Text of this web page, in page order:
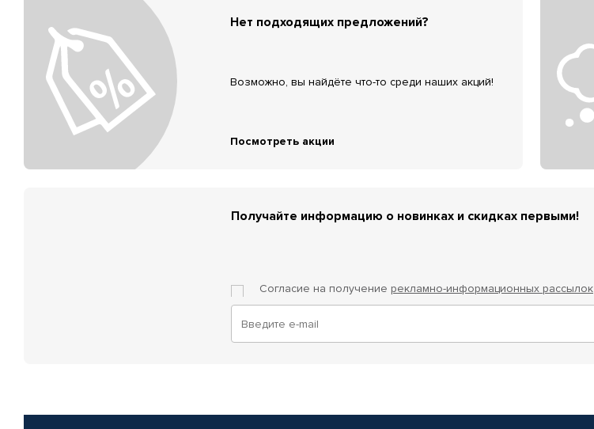
Нет подходящих предложений?
Возможно, вы найдёте что-то среди наших акций!
Посмотреть акции
Получайте информацию о новинках и скидках первыми!
Согласие на получение рекламно-информационных рассылок